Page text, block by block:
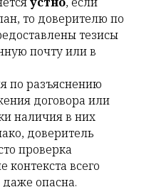
то доверителю по
тезисы
почту или в
по разъяснению
договора или
наличия в них
доверитель
проверка
контекста всего
опасна.